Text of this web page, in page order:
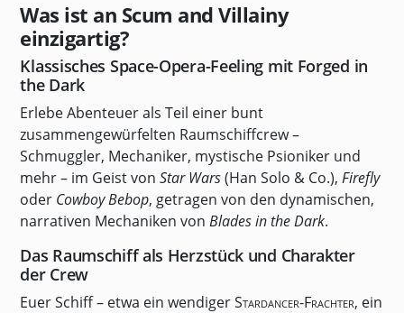
Was ist an Scum and Villainy
einzigartig?
Klassisches Space-Opera-Feeling mit Forged in
the Dark
Erlebe Abenteuer als Teil einer bunt
zusammengewürfelten Raumschiffcrew –
Schmuggler, Mechaniker, mystische Psioniker und
mehr – im Geist vonStar Wars(Han Solo & Co.),Firefly
oder Cowboy Bebop, getragen von den dynamischen,
narrativen Mechaniken vonBlades in the Dark.
Das Raumschiff als Herzstück und Charakter
der Crew
Euer Schiff – etwa ein wendigerStardancer-Frachter, ein